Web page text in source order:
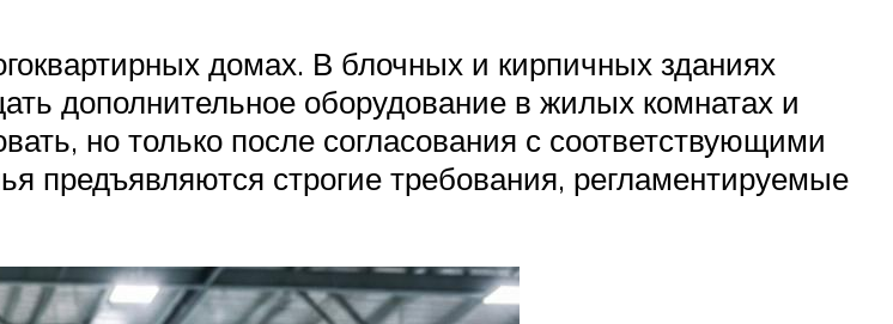
домах. В блочных и кирпичных зданиях
дополнительное оборудование в жилых комнатах и
но только после согласования с соответствующими
предъявляются строгие требования, регламентируемые